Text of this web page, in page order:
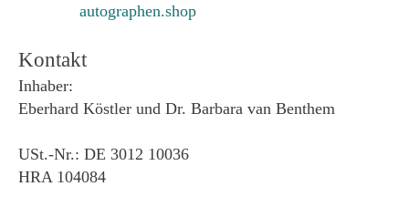
autographen.shop
Kontakt
Inhaber:
Eberhard Köstler und Dr. Barbara van Benthem
USt.-Nr.: DE 3012 10036
HRA 104084